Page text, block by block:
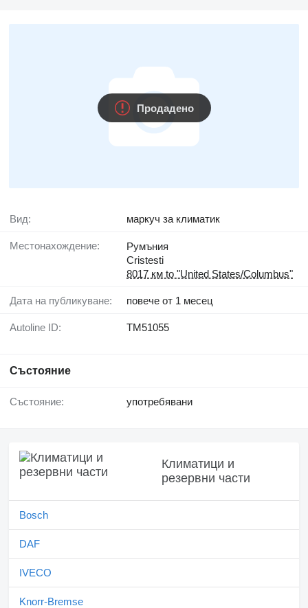
Продадено
Вид: маркуч за климатик
Местонахождение:
Румъния
Cristesti
8017 км to "United States/Columbus"
Дата на публикуване: повече от 1 месец
Autoline ID: TM51055
Състояние
Състояние: употребявани
Климатици и
резервни части
Bosch
DAF
IVECO
Knorr-Bremse